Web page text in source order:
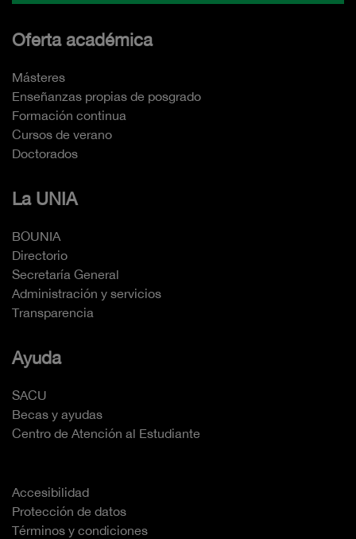
Oferta académica
Másteres
Enseñanzas propias de posgrado
Formación continua
Cursos de verano
Doctorados
La UNIA
BOUNIA
Directorio
Secretaría General
Administración y servicios
Transparencia
Ayuda
SACU
Becas y ayudas
Centro de Atención al Estudiante
Accesibilidad
Protección de datos
Términos y condiciones